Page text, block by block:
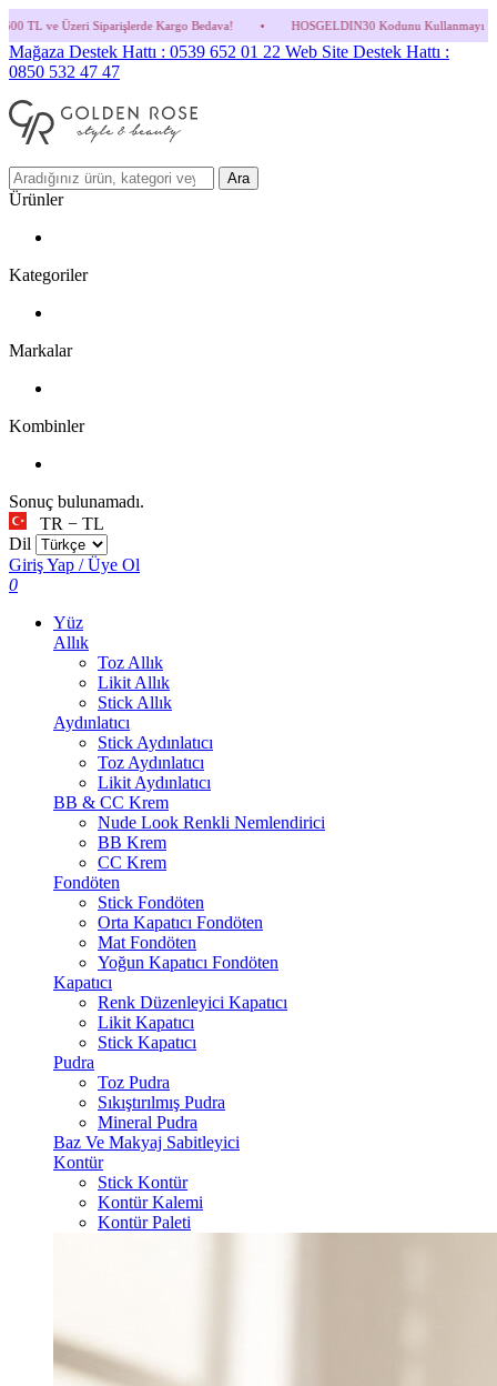
Kargo Bedava! • HOSGELDIN30 Kodunu Kullanmayı Unutma! (Parfüm ve
Mağaza Destek Hattı : 0539 652 01 22 Web Site Destek Hattı :
0850 532 47 47
Ara
Ürünler
Kategoriler
Markalar
Kombinler
Sonuç bulunamadı.
TR − TL
Dil
Giriş Yap / Üye Ol
0
Yüz
Allık
Toz Allık
Likit Allık
Stick Allık
Aydınlatıcı
Stick Aydınlatıcı
Toz Aydınlatıcı
Likit Aydınlatıcı
BB & CC Krem
Nude Look Renkli Nemlendirici
BB Krem
CC Krem
Fondöten
Stick Fondöten
Orta Kapatıcı Fondöten
Mat Fondöten
Yoğun Kapatıcı Fondöten
Kapatıcı
Renk Düzenleyici Kapatıcı
Likit Kapatıcı
Stick Kapatıcı
Pudra
Toz Pudra
Sıkıştırılmış Pudra
Mineral Pudra
Baz Ve Makyaj Sabitleyici
Kontür
Stick Kontür
Kontür Kalemi
Kontür Paleti